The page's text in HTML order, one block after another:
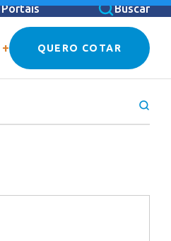
Portais Buscar
+ QUERO COTAR